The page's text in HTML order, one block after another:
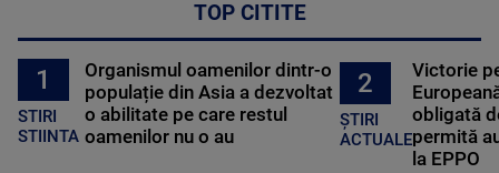
TOP CITITE
1
STIRI
STIINTA
Organismul oamenilor dintr-o
populație din Asia a dezvoltat
o abilitate pe care restul
oamenilor nu o au
2
ȘTIRI
ACTUALE
Victorie
obligată
permită
la EPPO